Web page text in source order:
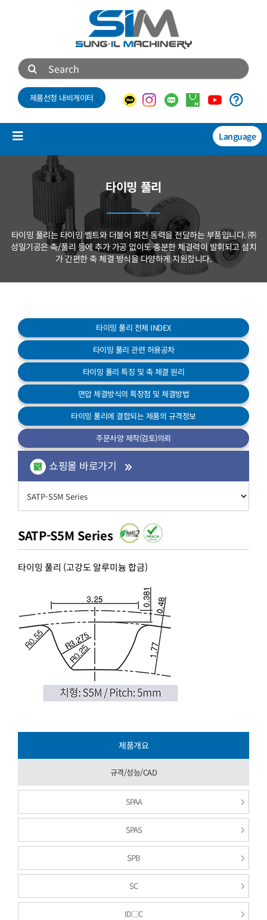
기
검
색:
제품선정 내비게이터
Toggle
Navigation
제품소개
기술자료
회사소개
Language
타이밍 풀리
타이밍 풀리는 타이밍 벨트와 더불어 회전 동력을 전달하는 부품입니다. ㈜
성일기공은 축/풀리 등에 추가 가공 없이도 충분한 체결력이 발휘되고설치
가 간편한 축 체결 방식을 다양하게 지원합니다.
타이밍 풀리 전체 INDEX
타이밍 풀리 관련 허용공차
타이밍 풀리 특징 및 축 체결 원리
면압 체결방식의 특장점 및 체결방법
타이밍 풀리에 결합되는 제품의 규격정보
주문사양 제작(검토)의뢰
쇼핑몰 바로가기
SATP-S5M Series
타이밍 풀리 (고강도 알루미늄 합금)
제품개요
규격/성능/CAD
SPAA
SPAS
SPB
SC
ID□C